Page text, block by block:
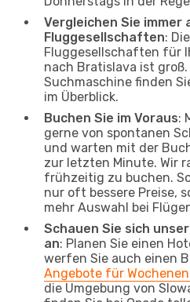
Vergleichen Sie immer
Fluggesellschaften:
Fluggesellschaften für
nach Bratislava ist
Suchmaschine finden
im Überblick.
Buchen Sie im Voraus:
gerne von spontanen
und warten mit der
zur letzten Minute. Wir
frühzeitig zu buchen.
nur oft bessere Preise,
mehr Auswahl bei
Schauen Sie sich
an: Planen Sie einen
werfen Sie auch einen
Angebote für
die Umgebung von